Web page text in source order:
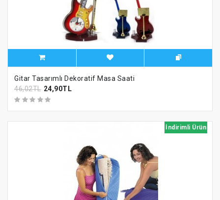
Gitar Tasarımlı Dekoratif Masa Saati
46,02TL 24,90TL
İndirimli Ürün